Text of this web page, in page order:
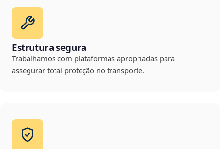
Estrutura segura
Trabalhamos com plataformas apropriadas para
assegurar total proteção no transporte.